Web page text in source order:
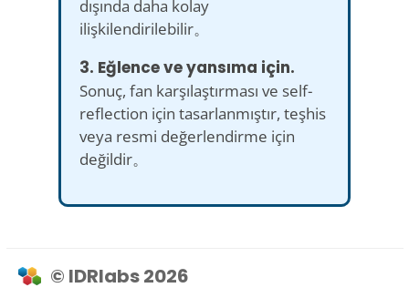
dışında daha kolay
ilişkilendirilebilir。
3. Eğlence ve yansıma için.
Sonuç, fan karşılaştırması ve self-
reflection için tasarlanmıştır, teşhis
veya resmi değerlendirme için
değildir。
© IDRlabs 2026